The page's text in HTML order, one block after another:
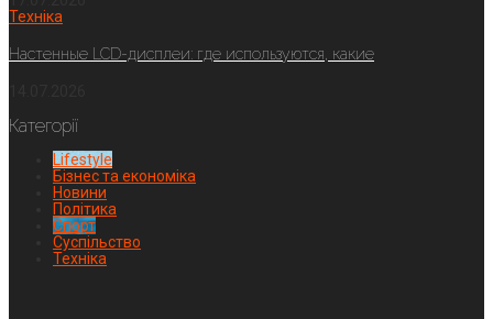
Техніка
Настенные LCD-дисплеи: где используются, какие
Категорії
Lifestyle
Бізнес та економіка
Новини
Політика
Спорт
Суспільство
Техніка